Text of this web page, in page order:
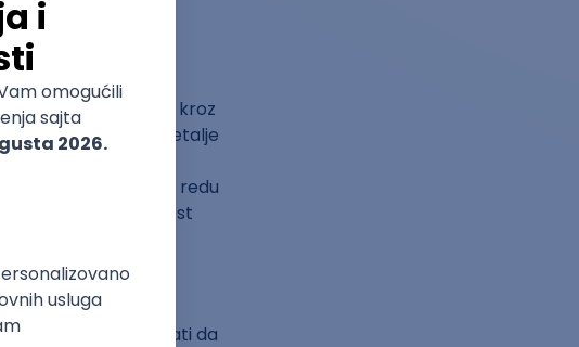
inteligencija
i selekciju.
ju, ali smo videli
Umesto toga, kroz
ulazeći u detalje
na tehnološke
da je u redu
i autentičnost
može prepoznati da